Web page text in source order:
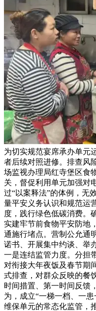
为切实规范宴席承办单元
者后续对照进修。排查
场监视办理局红寺堡区食
关，督促利用单元加强对
过“以案释法”的体例，无
量平安义务认识和规范运
度，践行绿色低碳消费。
实建牢节前食物平安防地
通施行堵点。营制公允通
诺书、开展集中约谈、举
一是连结监管力度。分担
对衔接大年夜饭及春节期
式排查，对群众反映的餐
时间措置、第一时间反馈
为，成立“一梯一档、一
维保单元的常态化监管，